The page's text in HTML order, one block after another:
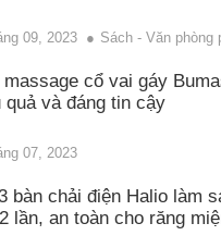
09, 2023 Sách - Văn phòng
massage cổ vai gáy
quả và đáng tin cậy
07, 2023
bàn chải điện Halio làm
lần, an toàn cho răng